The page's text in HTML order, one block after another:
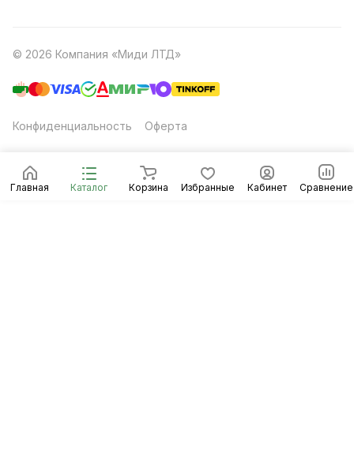
Главная Каталог Корзина Избранные Кабинет Сравнение
© 2026 Компания «Миди ЛТД»
Конфиденциальность Оферта